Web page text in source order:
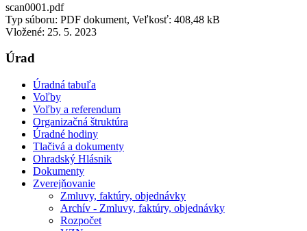
scan0001.pdf
Typ súboru: PDF dokument, Veľkosť: 408,48 kB
Vložené: 25. 5. 2023
Úrad
Úradná tabuľa
Voľby
Voľby a referendum
Organizačná štruktúra
Úradné hodiny
Tlačivá a dokumenty
Ohradský Hlásnik
Dokumenty
Zverejňovanie
Zmluvy, faktúry, objednávky
Archív - Zmluvy, faktúry, objednávky
Rozpočet